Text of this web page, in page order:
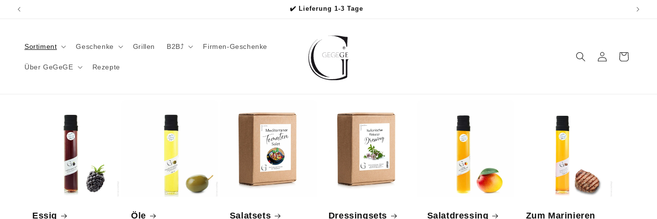
zum
✔️ Lieferung 1-3 Tage
Sortiment Geschenke Grillen B2B⤴︎ Firmen-Geschenke
Über GeGeGE Rezepte
EinloggenWarenkorb
Essig Öle Salatsets Dressingsets Salatdressing Zum Marinieren